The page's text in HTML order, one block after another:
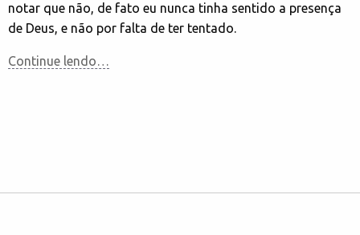
notar que não, de fato eu nunca tinha sentido a presença
de Deus, e não por falta de ter tentado.
Continue lendo…